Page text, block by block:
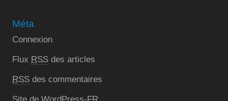
Méta
Connexion
Flux RSS des articles
RSS des commentaires
Site de WordPress-FR